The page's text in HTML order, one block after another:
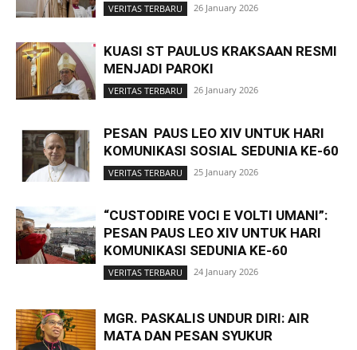
VERITAS TERBARU 26 January 2026
KUASI ST PAULUS KRAKSAAN RESMI
MENJADI PAROKI
VERITAS TERBARU 26 January 2026
PESAN PAUS LEO XIV UNTUK HARI
KOMUNIKASI SOSIAL SEDUNIA KE-60
VERITAS TERBARU 25 January 2026
“CUSTODIRE VOCI E VOLTI UMANI”:
PESAN PAUS LEO XIV UNTUK HARI
KOMUNIKASI SEDUNIA KE-60
VERITAS TERBARU 24 January 2026
MGR. PASKALIS UNDUR DIRI: AIR
MATA DAN PESAN SYUKUR